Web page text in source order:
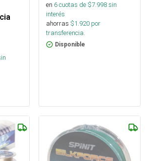
en 6cuotas de $7.998sin
interés
ahorras $1.920 por
transferencia.
Disponible